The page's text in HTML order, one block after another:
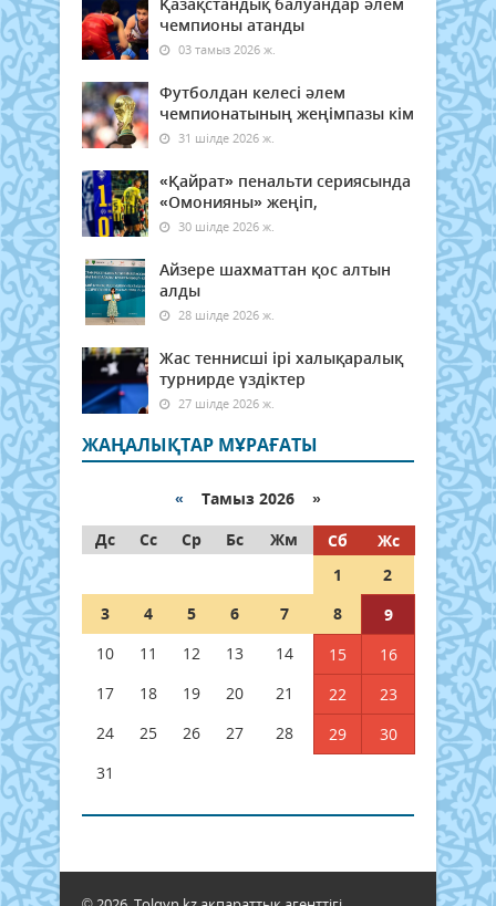
чемпионы атанды
03 тамыз 2026 ж.
Футболдан келесі әлем
чемпионатының жеңімпазы кім
31 шілде 2026 ж.
«Қайрат» пенальти сериясында
«Омонияны» жеңіп,
30 шілде 2026 ж.
Айзере шахматтан қос алтын
алды
28 шілде 2026 ж.
Жас теннисші ірі халықаралық
турнирде үздіктер
27 шілде 2026 ж.
ЖАҢАЛЫҚТАР МҰРАҒАТЫ
« Тамыз 2026 »
Дс
Сс Ср Бс Жм Сб
Жс
1
2
3
4 5 6 7 8
9
10
11 12 13 14 15
16
17
18 19 20 21 22
23
24
25 26 27 28 29
30
31